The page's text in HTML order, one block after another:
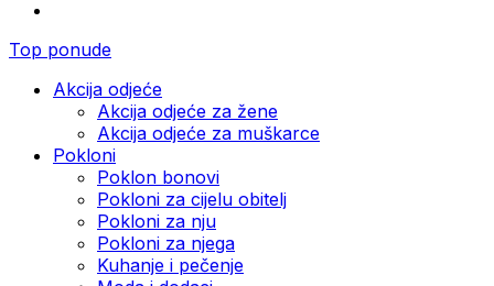
Top ponude
Akcija odjeće
Akcija odjeće za žene
Akcija odjeće za muškarce
Pokloni
Poklon bonovi
Pokloni za cijelu obitelj
Pokloni za nju
Pokloni za njega
Kuhanje i pečenje